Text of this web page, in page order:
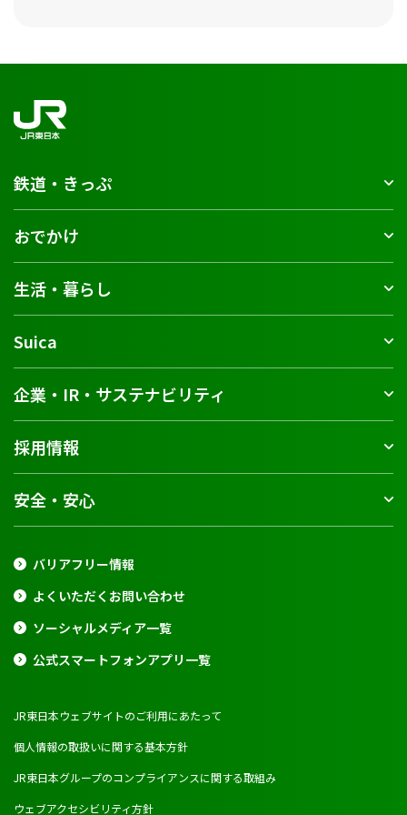
鉄道・きっぷ
おでかけ
生活・暮らし
Suica
企業・IR・サステナビリティ
採用情報
安全・安心
バリアフリー情報
よくいただくお問い合わせ
ソーシャルメディア一覧
公式スマートフォンアプリ一覧
JR東日本ウェブサイトのご利用にあたって
個人情報の取扱いに関する基本方針
JR東日本グループのコンプライアンスに関する取組み
ウェブアクセシビリティ方針